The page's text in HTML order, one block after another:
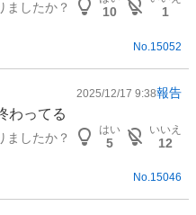
ましたか？ 10
1
No. 15052
2025/12/17 9:38報告
わってる
ましたか？
はい
5
いいえ
12
No.15046